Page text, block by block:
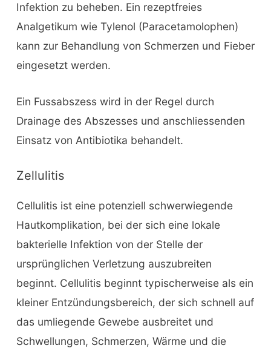
Infektion zu beheben. Ein rezeptfreies
Analgetikum wie Tylenol (Paracetamolophen)
kann zur Behandlung von Schmerzen und Fieber
eingesetzt werden.
Ein Fussabszess wird in der Regel durch
Drainage des Abszesses und anschliessenden
Einsatz von Antibiotika behandelt.
Zellulitis
Cellulitis ist eine potenziell schwerwiegende
Hautkomplikation, bei der sich eine lokale
bakterielle Infektion von der Stelle der
ursprünglichen Verletzung auszubreiten
beginnt. Cellulitis beginnt typischerweise als ein
kleiner Entzündungsbereich, der sich schnell auf
das umliegende Gewebe ausbreitet und
Schwellungen, Schmerzen, Wärme und die